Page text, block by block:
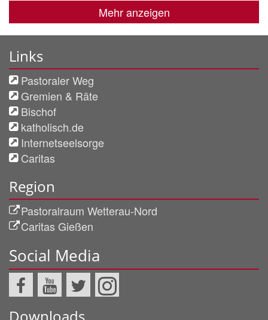
Mehr anzeigen
Links
Pastoraler Weg
Gremien & Räte
Bischof
katholisch.de
Internetseelsorge
Caritas
Region
Pastoralraum Wetterau-Nord
Caritas Gießen
Social Media